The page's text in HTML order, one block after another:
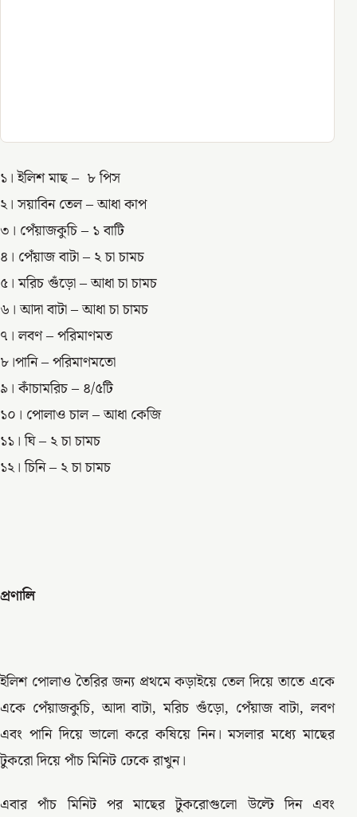
১। ইলিশ মাছ – ৮ পিস
২। সয়াবিন তেল – আধা কাপ
৩। পেঁয়াজকুচি – ১ বাটি
৪। পেঁয়াজ বাটা – ২ চা চামচ
৫। মরিচ গুঁড়ো – আধা চা চামচ
৬। আদা বাটা – আধা চা চামচ
৭। লবণ – পরিমাণমত
৮।পানি – পরিমাণমতো
৯। কাঁচামরিচ – ৪/৫টি
১০। পোলাও চাল – আধা কেজি
১১। ঘি – ২ চা চামচ
১২। চিনি – ২ চা চামচ
প্রণালি
ইলিশ পোলাও তৈরির জন্য প্রথমে কড়াইয়ে তেল দিয়ে তাতে একে
একে পেঁয়াজকুচি, আদা বাটা, মরিচ গুঁড়ো, পেঁয়াজ বাটা, লবণ
এবং পানি দিয়ে ভালো করে কষিয়ে নিন। মসলার মধ্যে মাছের
টুকরো দিয়ে পাঁচ মিনিট ঢেকে রাখুন।
এবার পাঁচ মিনিট পর মাছের টুকরোগুলো উল্টে দিন এবং